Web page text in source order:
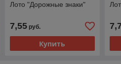
Лото "Дорожные знаки"
7,55руб.
Купить